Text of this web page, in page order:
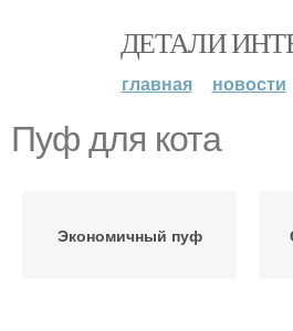
ДЕТАЛИ
главная новости
Пуф для кота
Экономичный пуф